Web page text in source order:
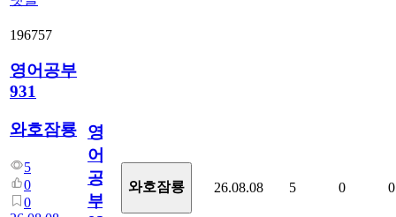
196757
영어공부
931
와호잠룡
5
0
0
영
어
공
부
와호잠룡 26.08.08 5 0 0